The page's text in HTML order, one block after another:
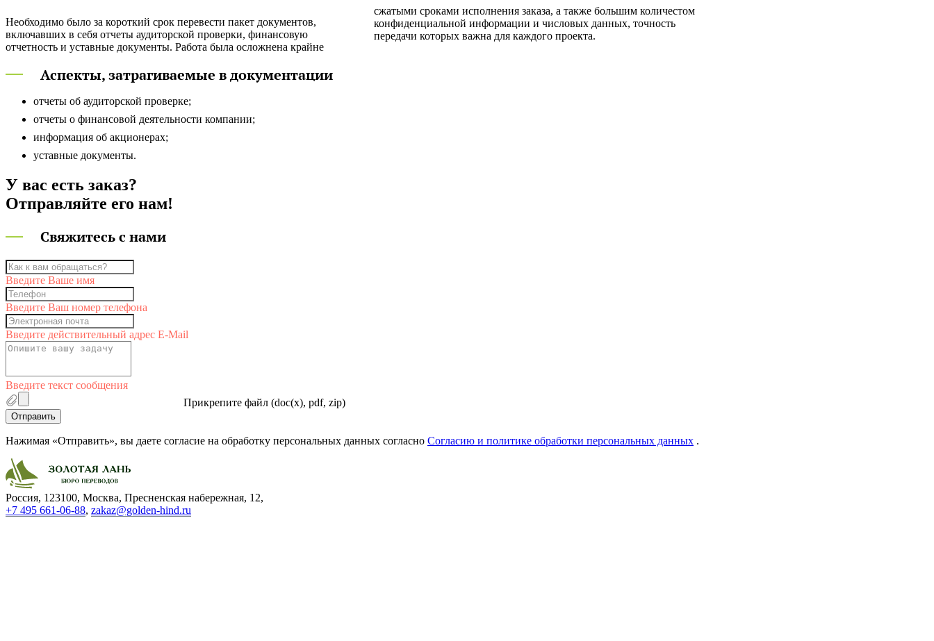
Необходимо было за короткий срок перевести пакет документов,
включавших в себя отчеты аудиторской проверки, финансовую
отчетность и уставные документы. Работа была осложнена крайне
сжатыми сроками исполнения заказа, а также большим количестом
конфиденциальной информации и числовых данных, точность
передачи которых важна для каждого проекта.
Аспекты, затрагиваемые в документации
отчеты об аудиторской проверке;
отчеты о финансовой деятельности компании;
информация об акционерах;
уставные документы.
У вас есть заказ?
Отправляйте его нам!
Свяжитесь с нами
Введите Ваше имя
Введите Ваш номер телефона
Введите действительный адрес E-Mail
Введите текст сообщения
Прикрепите файл (doc(x), pdf, zip)
Отправить
Нажимая «Отправить», вы даете согласие на обработку персональных данных согласно Согласию и политике обработки персональных данных .
Россия, 123100, Москва, Пресненская набережная, 12,
+7 495 661-06-88, zakaz@golden-hind.ru